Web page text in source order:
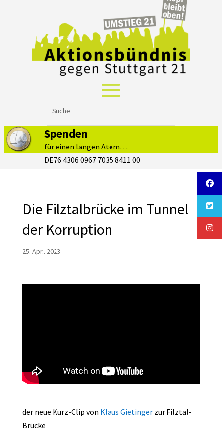
Spenden
für einen langen Atem…
DE76 4306 0967 7035 8411 00
Die Filztalbrücke im Tunnel
der Korruption
25. Apr.. 2023
der neue Kurz-Clip von Klaus Gietingerzur Filztal-
Brücke